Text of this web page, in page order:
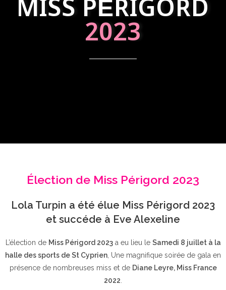
MISS PÉRIGORD
2023
Élection de Miss Périgord 2023
Lola Turpin a été élue Miss Périgord 2023
et succéde à Eve Alexeline
L’élection de Miss Périgord 2023a eu lieu le Samedi 8 juillet à la
halle des sports de St Cyprien , Une magnifique soirée de gala en
présence de nombreuses miss et de Diane Leyre, Miss France
2022